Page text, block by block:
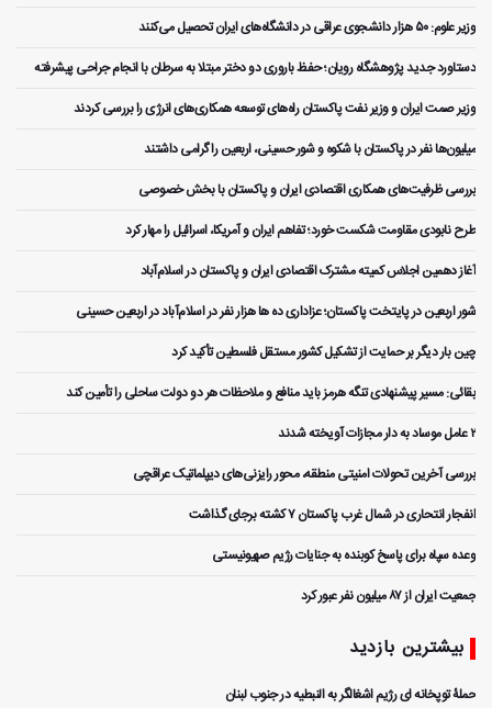
وزیر علوم: ۵۰ هزار دانشجوی عراقی در دانشگاه‌های ایران تحصیل می‌کنند
دستاورد جدید پژوهشگاه رویان؛ حفظ باروری دو دختر مبتلا به سرطان با انجام جراحی پیشرفته
وزیر صمت ایران و وزیر نفت پاکستان راه‌های توسعه همکاری‌های انرژی را بررسی کردند
میلیون‌ها نفر در پاکستان با شکوه و شور حسینی، اربعین را گرامی داشتند
بررسی ظرفیت‌های همکاری اقتصادی ایران و پاکستان با بخش خصوصی
طرح نابودی مقاومت شکست خورد؛ تفاهم ایران و آمریکا، اسرائیل را مهار کرد
آغاز دهمین اجلاس کمیته مشترک اقتصادی ایران و پاکستان در اسلام‌آباد
شور اربعین در پایتخت پاکستان؛ عزاداری ده ها هزار نفر در اسلام‌آباد در اربعین حسینی
چین بار دیگر بر حمایت از تشکیل کشور مستقل فلسطین تأکید کرد
بقائی: مسیر پیشنهادی تنگه هرمز باید منافع و ملاحظات هر دو دولت ساحلی را تأمین کند
۲ عامل موساد به دار مجازات آویخته شدند
بررسی آخرین تحولات امنیتی منطقه، محور رایزنی‌های دیپلماتیک عراقچی
انفجار انتحاری در شمال غرب پاکستان ۷ کشته برجای گذاشت
وعده سپاه برای پاسخ کوبنده به جنایات رژیم صهیونیستی
جمعیت ایران از ۸۷ میلیون نفر عبور کرد
بیشترین بازدید
حملۀ توپخانه ای رژیم اشغالگر به النبطیه در جنوب لبنان